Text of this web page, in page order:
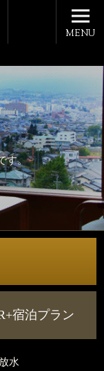
す。
MENU
宿泊プラン
水